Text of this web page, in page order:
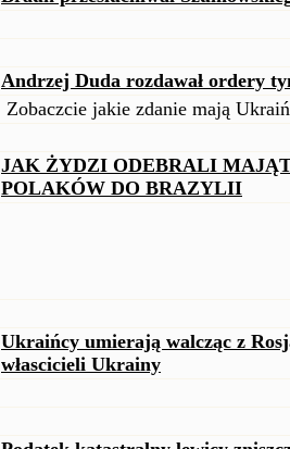
Andrzej Duda rozdawał ordery
Zobaczcie jakie zdanie mają
JAK ŻYDZI ODEBRALI
POLAKÓW DO BRAZYLII
Ukraińcy umierają walcząc z
włascicieli Ukrainy